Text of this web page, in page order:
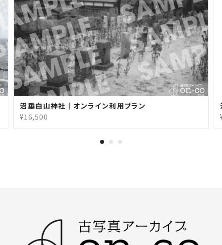
沼垂白山神社｜オンライン利用プラン
¥16,500